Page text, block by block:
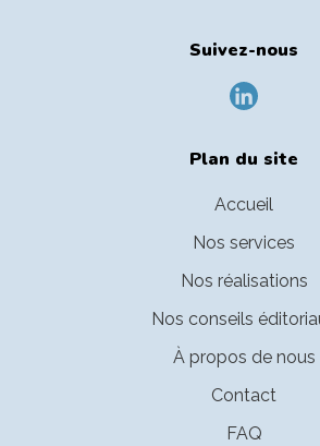
Suivez-nous
Plan du site
Accueil
Nos services
Nos réalisations
Nos conseils
À propos de nous
Contact
FAQ